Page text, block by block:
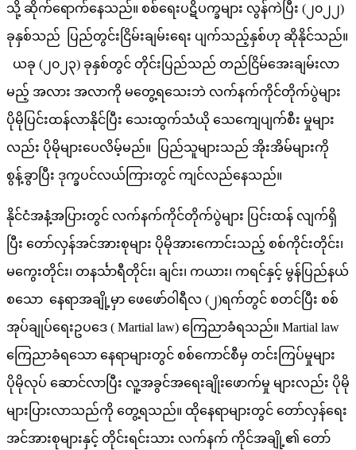
သို့ ဆိုက်ရောက်နေသည်။ စစ်ရေးပဋိပက္ခများ လွန်ကဲပြီး (၂၀၂၂)
ခုနှစ်သည် ပြည်တွင်းငြိမ်းချမ်းရေး ပျက်သည့်နှစ်ဟု ဆိုနိုင်သည်။
ယခု (၂၀၂၃) ခုနှစ်တွင် တိုင်းပြည်သည် တည်ငြိမ်အေးချမ်းလာ
မည့် အလား အလာကို မတွေ့ရသေးဘဲ လက်နက်ကိုင်တိုက်ပွဲများ
ပိုမိုပြင်းထန်လာနိုင်ပြီး သေးထွက်သံယို သေကျေပျက်စီး မှုများ
လည်း ပိုမိုများပေလိမ့်မည်။ ပြည်သူများသည် အိုးအိမ်များကို
စွန့်ခွာပြီး ဒုက္ခပင်လယ်ကြားတွင် ကျင်လည်နေသည်။
နိုင်ငံအနံ့အပြားတွင် လက်နက်ကိုင်တိုက်ပွဲများ ပြင်းထန် လျက်ရှိ
ပြီး တော်လှန်အင်အားစုများ ပိုမိုအားကောင်းသည့် စစ်ကိုင်းတိုင်း၊
မကွေးတိုင်း၊ တနင်္သာရီတိုင်း၊ ချင်း၊ ကယား၊ ကရင်နှင့် မွန်ပြည်နယ်
စသော နေရာအချို့မှာ ဖေဖော်ဝါရီလ (၂)ရက်တွင် စတင်ပြီး စစ်
အုပ်ချုပ်ရေးဥပဒေ ( Martial law) ကြေညာခံရသည်။ Martial law
ကြေညာခံရသော နေရာများတွင် စစ်ကောင်စီမှ တင်းကြပ်မှုများ
ပိုမိုလုပ် ဆောင်လာပြီး လူ့အခွင်အရေးချိုးဖောက်မှု များလည်း ပိုမို
များပြားလာသည်ကို တွေ့ရသည်။ ထိုနေရာများတွင် တော်လှန်ရေး
အင်အားစုများနှင့် တိုင်းရင်းသား လက်နက် ကိုင်အချို့၏ တော်